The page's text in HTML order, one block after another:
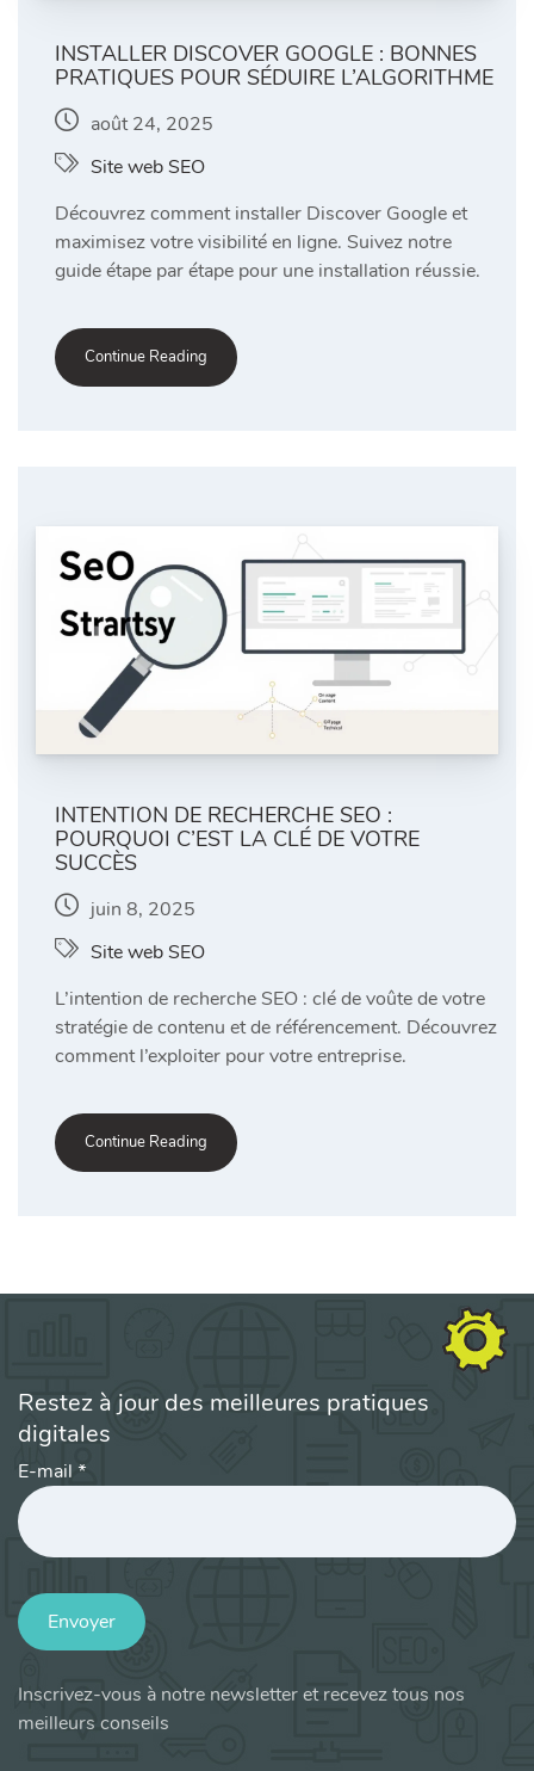
INSTALLER DISCOVER GOOGLE : BONNES
PRATIQUES POUR SÉDUIRE L’ALGORITHME
août 24, 2025
Site web SEO
Découvrez comment installer Discover Google et
maximisez votre visibilité en ligne. Suivez notre
guide étape par étape pour une installation réussie.
Continue Reading
INTENTION DE RECHERCHE SEO :
POURQUOI C’EST LA CLÉ DE VOTRE
SUCCÈS
juin 8, 2025
Site web SEO
L’intention de recherche SEO : clé de voûte de votre
stratégie de contenu et de référencement. Découvrez
comment l’exploiter pour votre entreprise.
Continue Reading
Restez à jour des meilleures pratiques
digitales
E-mail *
Envoyer
Inscrivez-vous à notre newsletter et recevez tous nos
meilleurs conseils